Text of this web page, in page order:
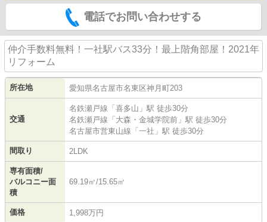
電話でお問い合わせする
仲介手数料無料！一社駅バス33分！最上階角部屋！2021年
リフォーム
所在地 愛知県名古屋市名東区神月町203
交通
名鉄瀬戸線 「 喜多山 」駅 徒歩30分
名鉄瀬戸線 「 大森・金城学院前 」駅 徒歩30分
名古屋市営東山線 「 一社 」駅 徒歩30分
間取り 2LDK
専有面積/
バルコニー面
積
69.19㎡/15.65㎡
価格 1,998万円